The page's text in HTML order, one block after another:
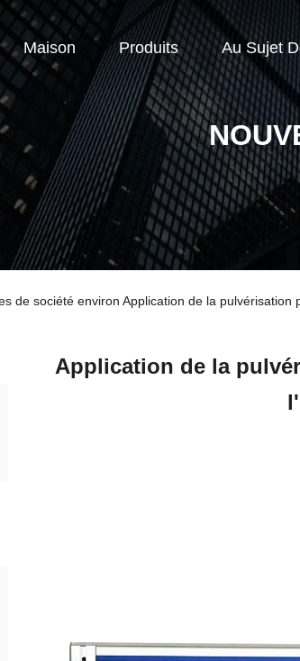
Maison Produits Au Sujet
de société environ Application de la
Application de la